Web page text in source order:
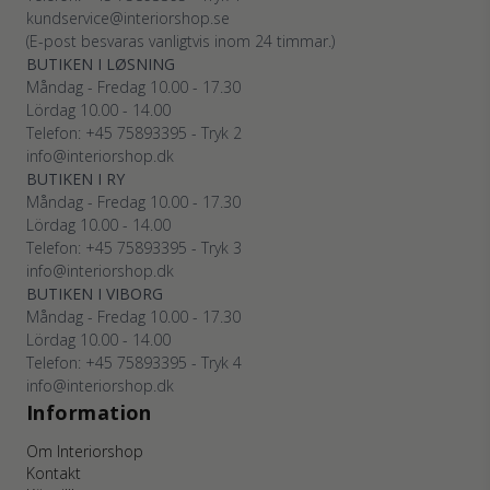
kundservice@interiorshop.se
(E-post besvaras vanligtvis inom 24 timmar.)
BUTIKEN I LØSNING
Måndag - Fredag 10.00 - 17.30
Lördag 10.00 - 14.00
Telefon: +45 75893395 - Tryk 2
info@interiorshop.dk
BUTIKEN I RY
Måndag - Fredag 10.00 - 17.30
Lördag 10.00 - 14.00
Telefon: +45 75893395 - Tryk 3
info@interiorshop.dk
BUTIKEN I VIBORG
Måndag - Fredag 10.00 - 17.30
Lördag 10.00 - 14.00
Telefon: +45 75893395 - Tryk 4
info@interiorshop.dk
Information
Om Interiorshop
Kontakt